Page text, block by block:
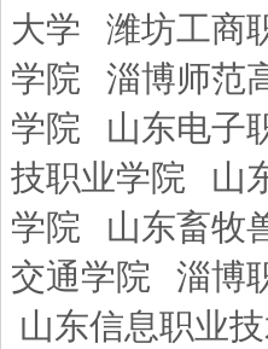
大学
潍坊工商
学院
淄博师范
学院
山东电子
技职业学院
山
学院
山东畜牧
交通学院
淄博
山东信息职业